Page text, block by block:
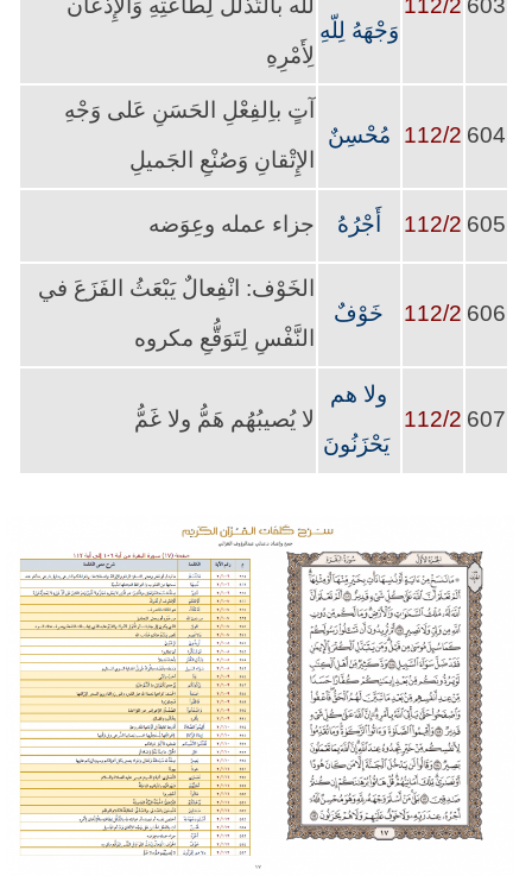
603
112/2
وَجْهَهُ لِلّهِ
لله بالتَّذَلُّل لِطَاعَتِهِ وَالْإِذْعَان
لِأَمْرِهِ
604
112/2 مُحْسِنٌ
آتٍ باِلفِعْلِ الحَسَنِ عَلى وَجْهِ
الإِتْقانِ وَصُنْعِ الجَميلِ
605
112/2 أَجْرُهُ جزاء عمله وعِوَضه
606
112/2 خَوْفٌ
الخَوْف: انْفِعالٌ يَبْعَثُ الفَزَعَ في
النَّفْسِ لِتَوَقُّعِ مكروه
607
112/2
ولا هم
يَحْزَنُونَ
لا يُصيبُهُم هَمُّ ولا غَمُّ